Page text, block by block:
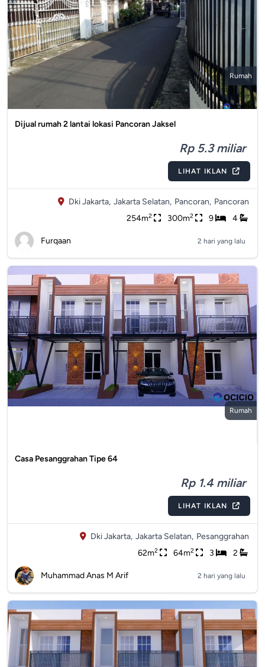
Rumah
Dijual rumah 2 lantai lokasi Pancoran Jaksel
Rp 5.3 miliar
LIHAT IKLAN
Dki Jakarta, Jakarta Selatan, Pancoran, Pancoran
254m2 300m2 9 4
Furqaan 2 hari yang lalu
Rumah
Casa Pesanggrahan Tipe 64
Rp 1.4 miliar
LIHAT IKLAN
Dki Jakarta, Jakarta Selatan, Pesanggrahan
62m2 64m2 3 2
Muhammad Anas M Arif 2 hari yang lalu